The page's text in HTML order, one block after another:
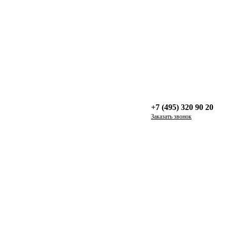
+7 (495) 320 90 20
Заказать звонок